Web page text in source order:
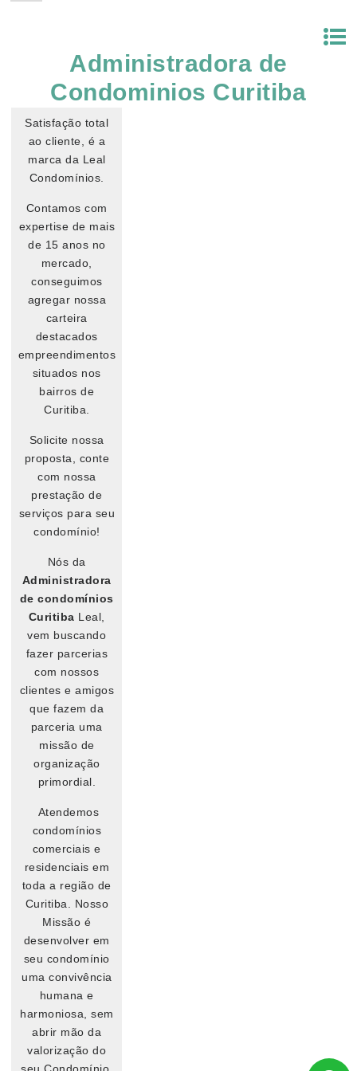
Administradora de
Condominios Curitiba
Satisfação total
ao cliente, é a
marca da Leal
Condomínios.
Contamos com
expertise de mais
de 15 anos no
mercado,
conseguimos
agregar nossa
carteira
destacados
empreendimentos
situados nos
bairros de
Curitiba.
Solicite nossa
proposta, conte
com nossa
prestação de
serviços para seu
condomínio!
Nós da
Administradora
de condomínios
Curitiba Leal,
vem buscando
fazer parcerias
com nossos
clientes e amigos
que fazem da
parceria uma
missão de
organização
primordial.
Atendemos
condomínios
comerciais e
residenciais em
toda a região de
Curitiba. Nosso
Missão é
desenvolver em
seu condomínio
uma convivência
humana e
harmoniosa, sem
abrir mão da
valorização do